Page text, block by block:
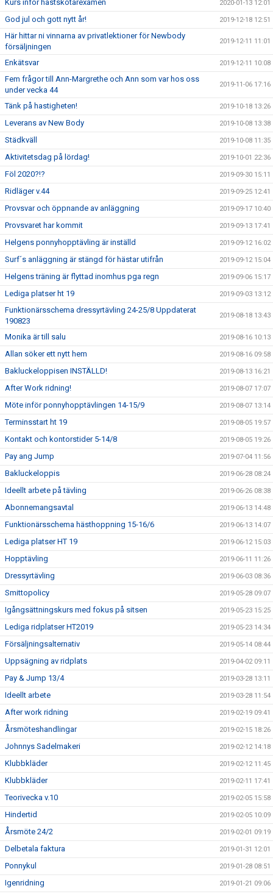
Kurs inför hästskötarexamen 2020-01-13 12:01
God jul och gott nytt år! 2019-12-18 12:51
Här hittar ni vinnarna av privatlektioner för Newbody
försäljningen
2019-12-11 11:01
Enkätsvar 2019-12-11 10:08
Fem frågor till Ann-Margrethe och Ann som var hos oss
under vecka 44
2019-11-06 17:16
Tänk på hastigheten! 2019-10-18 13:26
Leverans av New Body 2019-10-08 13:38
Städkväll 2019-10-08 11:35
Aktivitetsdag på lördag! 2019-10-01 22:36
Föl 2020?!? 2019-09-30 15:11
Ridläger v.44 2019-09-25 12:41
Provsvar och öppnande av anläggning 2019-09-17 10:40
Provsvaret har kommit 2019-09-13 17:41
Helgens ponnyhopptävling är inställd 2019-09-12 16:02
Surf´s anläggning är stängd för hästar utifrån 2019-09-12 15:04
Helgens träning är flyttad inomhus pga regn 2019-09-06 15:17
Lediga platser ht 19 2019-09-03 13:12
Funktionärsschema dressyrtävling 24-25/8 Uppdaterat
190823
2019-08-18 13:43
Monika är till salu 2019-08-16 10:13
Allan söker ett nytt hem 2019-08-16 09:58
Bakluckeloppisen INSTÄLLD! 2019-08-13 16:21
After Work ridning! 2019-08-07 17:07
Möte inför ponnyhopptävlingen 14-15/9 2019-08-07 13:14
Terminsstart ht 19 2019-08-05 19:57
Kontakt och kontorstider 5-14/8 2019-08-05 19:26
Pay ang Jump 2019-07-04 11:56
Bakluckeloppis 2019-06-28 08:24
Ideellt arbete på tävling 2019-06-26 08:38
Abonnemangsavtal 2019-06-13 14:48
Funktionärsschema hästhoppning 15-16/6 2019-06-13 14:07
Lediga platser HT 19 2019-06-12 15:03
Hopptävling 2019-06-11 11:26
Dressyrtävling 2019-06-03 08:36
Smittopolicy 2019-05-28 09:07
Igångsättningskurs med fokus på sitsen 2019-05-23 15:25
Lediga ridplatser HT2019 2019-05-23 14:34
Försäljningsalternativ 2019-05-14 08:44
Uppsägning av ridplats 2019-04-02 09:11
Pay & Jump 13/4 2019-03-28 13:11
Ideellt arbete 2019-03-28 11:54
After work ridning 2019-02-19 09:41
Årsmöteshandlingar 2019-02-15 18:26
Johnnys Sadelmakeri 2019-02-12 14:18
Klubbkläder 2019-02-12 11:45
Klubbkläder 2019-02-11 17:41
Teorivecka v.10 2019-02-05 15:58
Hindertid 2019-02-05 10:09
Årsmöte 24/2 2019-02-01 09:19
Delbetala faktura 2019-01-31 12:01
Ponnykul 2019-01-28 08:51
Igenridning 2019-01-21 09:06